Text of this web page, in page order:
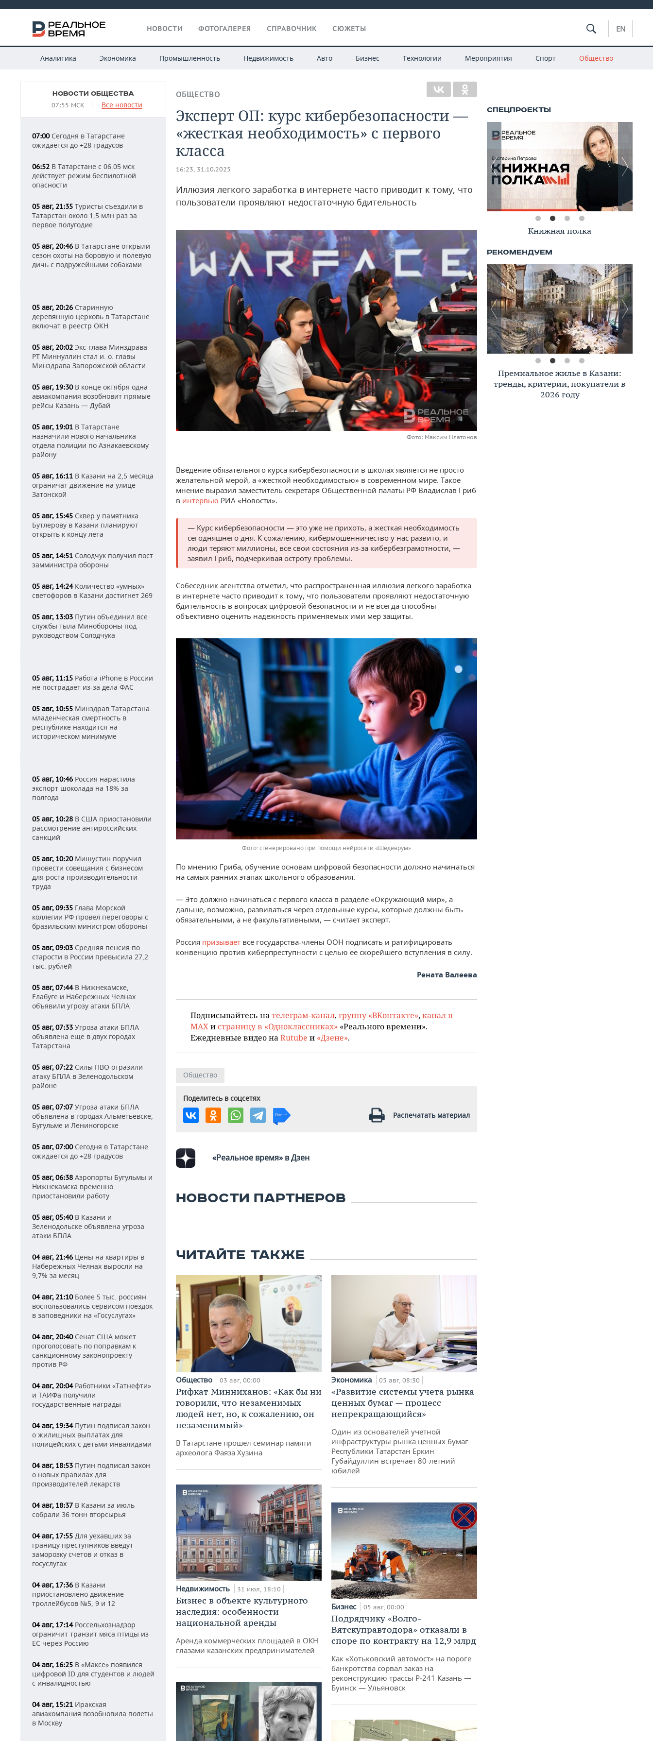
НОВОСТИ ФОТОГАЛЕРЕЯ СПРАВОЧНИК СЮЖЕТЫ EN
Аналитика Экономика Промышленность Недвижимость Авто Бизнес Технологии Мероприятия Спорт Общество
НОВОСТИ ОБЩЕСТВА
07:55 МСК Все новости
07:00Сегодня в Татарстане
ожидается до +28 градусов
06:52 В Татарстане с 06.05 мск
действует режим беспилотной
опасности
05 авг, 21:35 Туристы съездили в
Татарстан около 1,5 млн раз за
первое полугодие
05 авг, 20:46 В Татарстане открыли
сезон охоты на боровую и полевую
дичь с подружейными собаками
05 авг, 20:26 Старинную
деревянную церковь в Татарстане
включат в реестр ОКН
05 авг, 20:02 Экс-глава Минздрава
РТ Миннуллин стал и. о. главы
Минздрава Запорожской области
05 авг, 19:30В конце октября одна
авиакомпания возобновит прямые
рейсы Казань — Дубай
05 авг, 19:01 В Татарстане
назначили нового начальника
отдела полиции по Азнакаевскому
району
05 авг, 16:11 В Казани на 2,5 месяца
ограничат движение на улице
Затонской
05 авг, 15:45 Сквер у памятника
Бутлерову в Казани планируют
открыть к концу лета
05 авг, 14:51 Солодчук получил пост
замминистра обороны
05 авг, 14:24Количество «умных»
светофоров в Казани достигнет 269
05 авг, 13:03 Путин объединил все
службы тыла Минобороны под
руководством Солодчука
05 авг, 11:15 Работа iPhone в России
не пострадает из-за дела ФАС
05 авг, 10:55 Минздрав Татарстана:
младенческая смертность в
республике находится на
историческом минимуме
05 авг, 10:46 Россия нарастила
экспорт шоколада на 18% за
полгода
05 авг, 10:28 В США приостановили
рассмотрение антироссийских
санкций
05 авг, 10:20Мишустин поручил
провести совещания с бизнесом
для роста производительности
труда
05 авг, 09:35 Глава Морской
коллегии РФ провел переговоры с
бразильским министром обороны
05 авг, 09:03 Средняя пенсия по
старости в России превысила 27,2
тыс. рублей
05 авг, 07:44В Нижнекамске,
Елабуге и Набережных Челнах
объявили угрозу атаки БПЛА
05 авг, 07:33 Угроза атаки БПЛА
объявлена еще в двух городах
Татарстана
05 авг, 07:22 Силы ПВО отразили
атаку БПЛА в Зеленодольском
районе
05 авг, 07:07 Угроза атаки БПЛА
объявлена в городах Альметьевске,
Бугульме и Лениногорске
05 авг, 07:00Сегодня в Татарстане
ожидается до +28 градусов
05 авг, 06:38 Аэропорты Бугульмы и
Нижнекамска временно
приостановили работу
05 авг, 05:40В Казани и
Зеленодольске объявлена угроза
атаки БПЛА
04 авг, 21:46 Цены на квартиры в
Набережных Челнах выросли на
9,7% за месяц
04 авг, 21:10Более 5 тыс. россиян
воспользовались сервисом поездок
в заповедники на «Госуслугах»
04 авг, 20:40Сенат США может
проголосовать по поправкам к
санкционному законопроекту
против РФ
04 авг, 20:04Работники «Татнефти»
и ТАИФа получили
государственные награды
04 авг, 19:34Путин подписал закон
о жилищных выплатах для
полицейских с детьми-инвалидами
04 авг, 18:53 Путин подписал закон
о новых правилах для
производителей лекарств
04 авг, 18:37 В Казани за июль
собрали 36 тонн вторсырья
04 авг, 17:55 Для уехавших за
границу преступников введут
заморозку счетов и отказ в
госуслугах
04 авг, 17:36 В Казани
приостановлено движение
троллейбусов №5, 9 и 12
04 авг, 17:14Россельхознадзор
ограничит транзит мяса птицы из
ЕС через Россию
04 авг, 16:25 В «Максе» появился
цифровой ID для студентов и людей
с инвалидностью
04 авг, 15:21 Иракская
авиакомпания возобновила полеты
в Москву
ОБЩЕСТВО
Эксперт ОП: курс кибербезопасности —
«жесткая необходимость» с первого
класса
16:23, 31.10.2025
Иллюзия легкого заработка в интернете часто приводит к тому, что
пользователи проявляют недостаточную бдительность
Фото: Максим Платонов
Введение обязательного курса кибербезопасности в школах является не просто
желательной мерой, а «жесткой необходимостью» в современном мире. Такое
мнение выразил заместитель секретаря Общественной палаты РФ Владислав Гриб
в интервью РИА «Новости».
— Курс кибербезопасности — это уже не прихоть, а жесткая необходимость
сегодняшнего дня. К сожалению, кибермошенничество у нас развито, и
люди теряют миллионы, все свои состояния из-за кибербезграмотности, —
заявил Гриб, подчеркивая остроту проблемы.
Собеседник агентства отметил, что распространенная иллюзия легкого заработка
в интернете часто приводит к тому, что пользователи проявляют недостаточную
бдительность в вопросах цифровой безопасности и не всегда способны
объективно оценить надежность применяемых ими мер защиты.
сгенерировано при помощи нейросети «Шедеврум»
По мнению Гриба, обучение основам цифровой безопасности должно начинаться
на самых ранних этапах школьного образования.
— Это должно начинаться с первого класса в разделе «Окружающий мир», а
дальше, возможно, развиваться через отдельные курсы, которые должны быть
обязательными, а не факультативными, — считает эксперт.
Россия призывает все государства-члены ООН подписать и ратифицировать
конвенцию против киберпреступности с целью ее скорейшего вступления в силу.
Рената Валеева
Подписывайтесь на телеграм-канал, группу «ВКонтакте», канал в
MAX и страницу в «Одноклассниках» «Реального времени».
Ежедневные видео на Rutube и «Дзене».
Общество
Поделитесь в соцсетях
Распечатать материал
«Реальное время» в Дзен
НОВОСТИ ПАРТНЕРОВ
ЧИТАЙТЕ ТАКЖЕ
Общество 03 авг, 00:00
Рифкат Минниханов: «Как бы ни
говорили, что незаменимых
людей нет, но, к сожалению, он
незаменимый»
В Татарстане прошел семинар памяти
археолога Фаяза Хузина
Недвижимость 31 июл, 18:10
Бизнес в объекте культурного
наследия: особенности
национальной аренды
Аренда коммерческих площадей в ОКН
глазами казанских предпринимателей
Экономика 05 авг, 08:30
«Развитие системы учета рынка
ценных бумаг — процесс
непрекращающийся»
Один из основателей учетной
инфраструктуры рынка ценных бумаг
Республики Татарстан Еркин
Губайдуллин встречает 80-летний
юбилей
Бизнес 05 авг, 00:00
Подрядчику «Волго-
Вятскуправтодора» отказали в
споре по контракту на 12,9 млрд
Как «Хотьковский автомост» на пороге
банкротства сорвал заказ на
реконструкцию трассы Р‑241 Казань —
Буинск — Ульяновск
Книжная полка
Премиальное жилье в Казани:
тренды, критерии, покупатели в
2026 году